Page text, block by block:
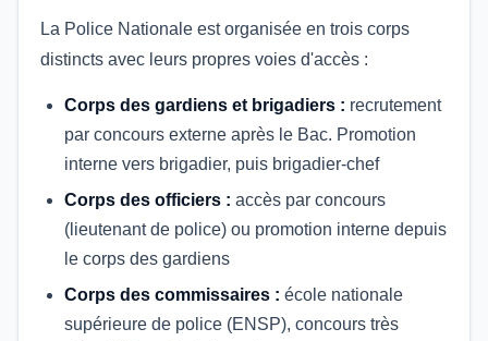
La Police Nationale est organisée en trois corps
distincts avec leurs propres voies d'accès :
Corps des gardiens et brigadiers : recrutement
par concours externe après le Bac. Promotion
interne vers brigadier, puis brigadier-chef
Corps des officiers : accès par concours
(lieutenant de police) ou promotion interne depuis
le corps des gardiens
Corps des commissaires : école nationale
supérieure de police (ENSP), concours très